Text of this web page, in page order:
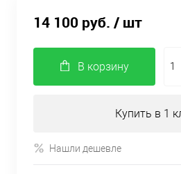
14 100 руб. / шт
В корзину
Купить в 1
Нашли дешевле